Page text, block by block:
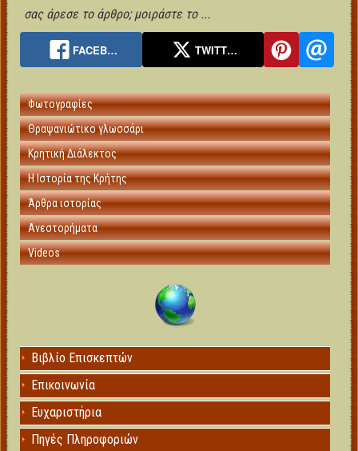
σας άρεσε το άρθρο; μοιράστε το ...
FACEB… TWITT…
Φωτογραφίες
Θραψανιώτικο γλωσσάρι
Κρητική Διάλεκτος
Η Ιστορία της Κρήτης
Άρθρα ιστορίας
Ανεστορήματα
Videos
Βιβλίο Επισκεπτών
Επικοινωνία
Ευχαριστήρια
Πηγές Πληροφοριών